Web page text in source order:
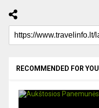
RECOMMENDED FOR YOU